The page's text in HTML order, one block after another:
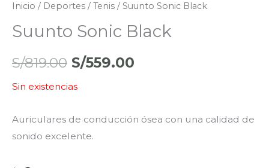
Inicio / Deportes / Tenis / Suunto Sonic Black
Suunto Sonic Black
S/819.00 S/559.00
Sin existencias
Auriculares de conducción ósea con una calidad de
sonido excelente.